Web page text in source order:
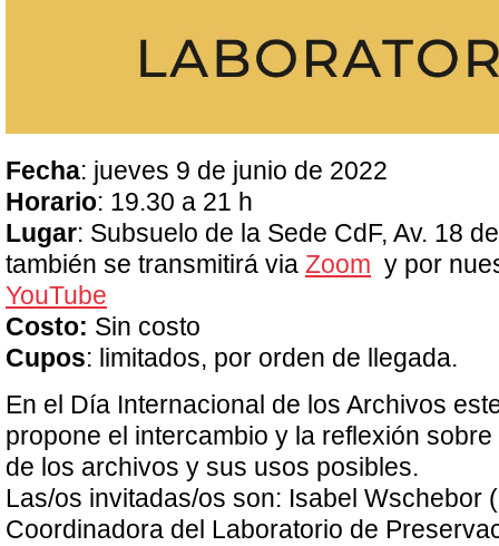
Fecha: jueves 9 de junio de 2022
Horario: 19.30 a 21 h
Lugar: Subsuelo de la Sede CdF, Av. 18
también se transmitirá via Zoom y por
YouTube
Costo: Sin costo
Cupos: limitados, por orden de llegada.
En el Día Internacional de los Archivos
propone el intercambio y la reflexión
de los archivos y sus usos posibles.
Las/os invitadas/os son: Isabel Wschebor
Coordinadora del Laboratorio de